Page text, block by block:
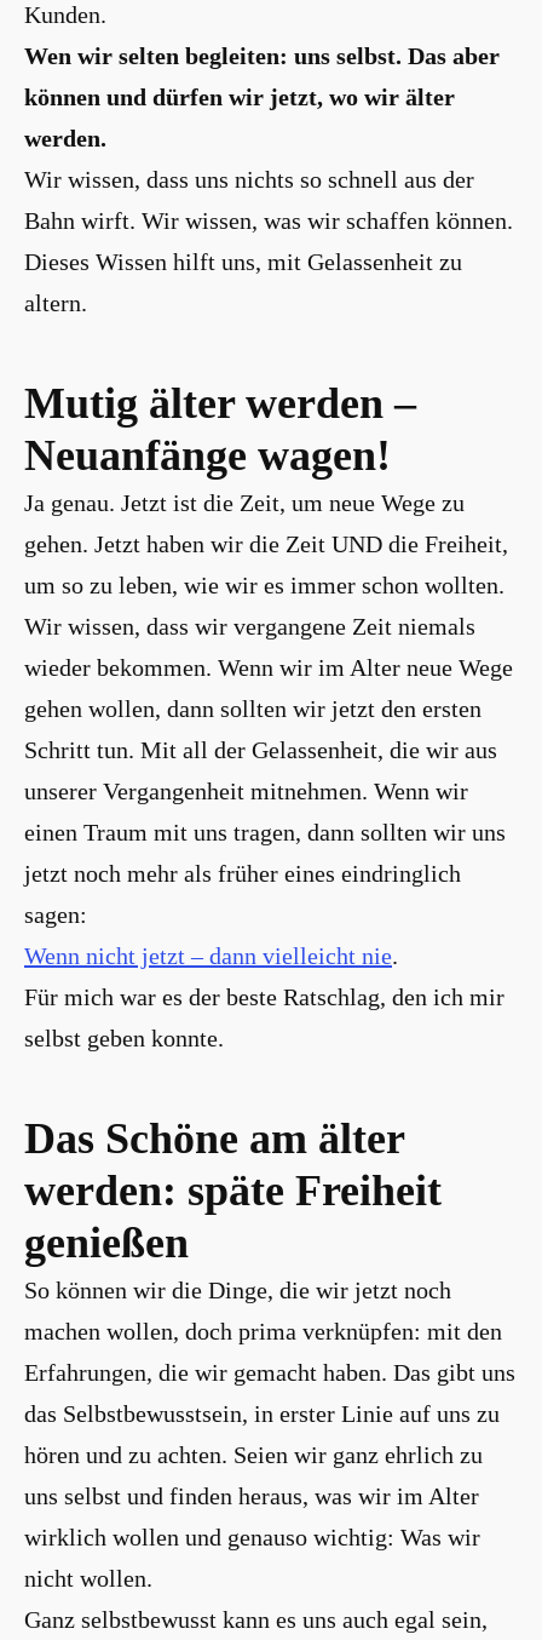
Kunden.
Wen wir selten begleiten: uns selbst. Das aber
können und dürfen wir jetzt, wo wir älter
werden.
Wir wissen, dass uns nichts so schnell aus der
Bahn wirft. Wir wissen, was wir schaffen können.
Dieses Wissen hilft uns, mit Gelassenheit zu
altern.
Mutig älter werden –
Neuanfänge wagen!
Ja genau. Jetzt ist die Zeit, um neue Wege zu
gehen. Jetzt haben wir die Zeit UND die Freiheit,
um so zu leben, wie wir es immer schon wollten.
Wir wissen, dass wir vergangene Zeit niemals
wieder bekommen. Wenn wir im Alter neue Wege
gehen wollen, dann sollten wir jetzt den ersten
Schritt tun. Mit all der Gelassenheit, die wir aus
unserer Vergangenheit mitnehmen. Wenn wir
einen Traum mit uns tragen, dann sollten wir uns
jetzt noch mehr als früher eines eindringlich
sagen:
Wenn nicht jetzt – dann vielleicht nie.
Für mich war es der beste Ratschlag, den ich mir
selbst geben konnte.
Das Schöne am älter
werden: späte Freiheit
genießen
So können wir die Dinge, die wir jetzt noch
machen wollen, doch prima verknüpfen: mit den
Erfahrungen, die wir gemacht haben. Das gibt uns
das Selbstbewusstsein, in erster Linie auf uns zu
hören und zu achten. Seien wir ganz ehrlich zu
uns selbst und finden heraus, was wir im Alter
wirklich wollen und genauso wichtig: Was wir
nicht wollen.
Ganz selbstbewusst kann es uns auch egal sein,